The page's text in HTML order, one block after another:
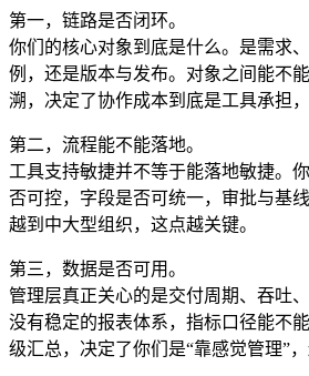
第一，链路是否闭环。
你们的核心对象到底是什么。是需求
例，还是版本与发布。对象之间能不
溯，决定了协作成本到底是工具承担，
第二，流程能不能落地。
工具支持敏捷并不等于能落地敏捷。
否可控，字段是否可统一，审批与基
越到中大型组织，这点越关键。
第三，数据是否可用。
管理层真正关心的是交付周期、吞吐
没有稳定的报表体系，指标口径能不
级汇总，决定了你们是“靠感觉管理”，